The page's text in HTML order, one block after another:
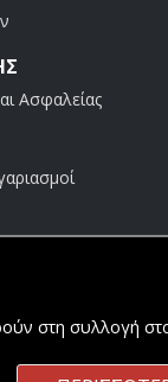
Ασφαλείας
στη συλλογή